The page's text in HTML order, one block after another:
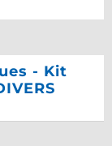
- Kit